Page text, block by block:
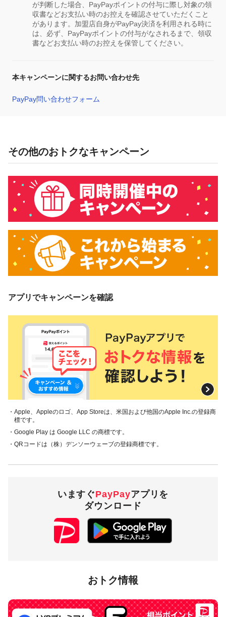
が判断した場合、PayPayポイントの付与に際し対象の領
収書などお支払い時のお控えを確認させていただくこと
があります。加盟店自身がPayPay決済を利用される時に
は、必ず、PayPayポイントの付与がなされるまで、領収
書などお支払い時のお控えを保管してください。
本キャンペーンに関するお問い合わせ先
PayPay問い合わせフォーム
その他のおトクなキャンペーン
アプリでキャンペーンを確認
・Apple、Appleのロゴ、App Storeは、米国および他国のApple Inc.の登録商
標です。
・Google Play は Google LLC の商標です。
・QRコードは（株）デンソーウェーブの登録商標です。
いますぐPayPayアプリを
ダウンロード
おトク情報